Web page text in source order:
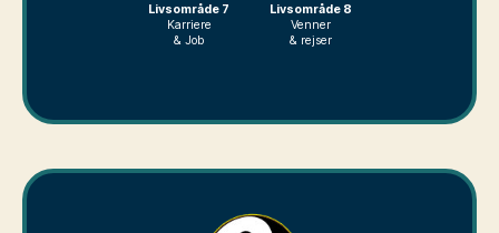
Livsområde 7
Karriere
& Job
Livsområde 8
Venner
& rejser